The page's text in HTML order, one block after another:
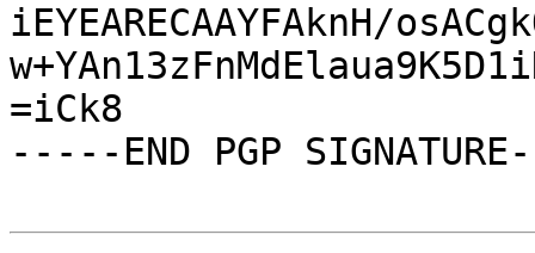
iEYEARECAAYFAknH/
=iCk8
-----END PGP